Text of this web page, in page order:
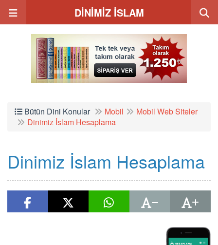
DİNİMİZ İSLAM
Bütün Dini Konular Mobil
Mobil Web Siteler
Dinimiz İslam Hesaplama
Dinimiz İslam Hesaplama